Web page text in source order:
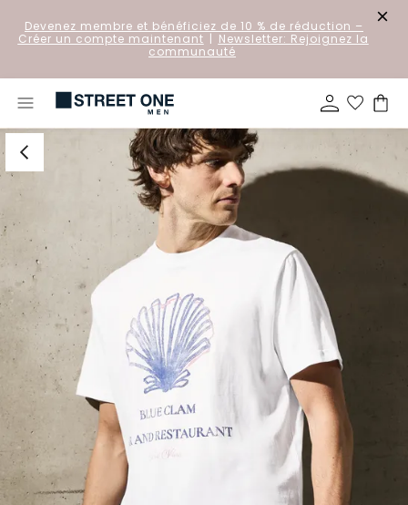
Devenez membre et bénéficiez de 10 % de réduction –
Créer un compte maintenant | Newsletter: Rejoignez la
communauté